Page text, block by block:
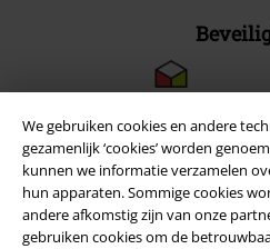
We gebruiken cookies en andere
gezamenlijk ‘cookies’ worden
kunnen we informatie verzamelen
hun apparaten. Sommige cookies
andere afkomstig zijn van onze
gebruiken cookies om de